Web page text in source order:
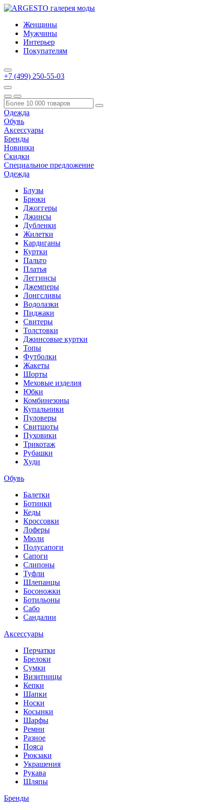
Женщины
Мужчины
Интерьер
Покупателям
+7 (499) 250-55-03
Одежда
Обувь
Аксессуары
Бренды
Новинки
Скидки
Специальное предложение
Одежда
Блузы
Брюки
Джоггеры
Джинсы
Дубленки
Жилетки
Кардиганы
Куртки
Пальто
Платья
Леггинсы
Джемперы
Лонгсливы
Водолазки
Пиджаки
Свитеры
Толстовки
Джинсовые куртки
Топы
Футболки
Жакеты
Шорты
Меховые изделия
Юбки
Комбинезоны
Купальники
Пуловеры
Свитшоты
Пуховики
Трикотаж
Рубашки
Худи
Обувь
Балетки
Ботинки
Кеды
Кроссовки
Лоферы
Мюли
Полусапоги
Сапоги
Слипоны
Туфли
Шлепанцы
Босоножки
Ботильоны
Сабо
Сандалии
Аксессуары
Перчатки
Брелоки
Сумки
Визитницы
Кепки
Шапки
Носки
Косынки
Шарфы
Ремни
Разное
Пояса
Рюкзаки
Украшения
Рукава
Шляпы
Бренды